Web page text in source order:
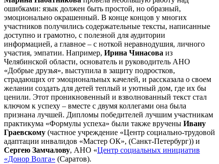
ошибками: язык должен быть простой, но образный,
эмоционально окрашенный. В конце концов у многих
участников получились содержательные тексты, написанные
доступно и грамотно, с полезной для аудитории
информацией, а главное – с ноткой неравнодушия, личного
участия, эмпатии. Например, Ирина Чинасова из
Челябинской области, основатель и руководитель АНО
«Добрые друзья», выступила в защиту подростков,
страдающих от эмоциональных качелей, и рассказала о своем
желании создать для детей теплый и уютный дом, где их бы
ценили. Этот проникновенный и взволнованный текст стал
ключом к успеху – вместе с двумя коллегами она была
признана лучшей. Дипломы победителей лучшим участникам
практикума «Формулы успеха» были также вручены Ивану
Граевскому (частное учреждение «Центр социально-трудовой
адаптации инвалидов «Мастер ОК», (Санкт-Петербург)) и
Сергею Замчалову, АНО «Центр социальных инициатив
«Донор Волга» (Саратов).